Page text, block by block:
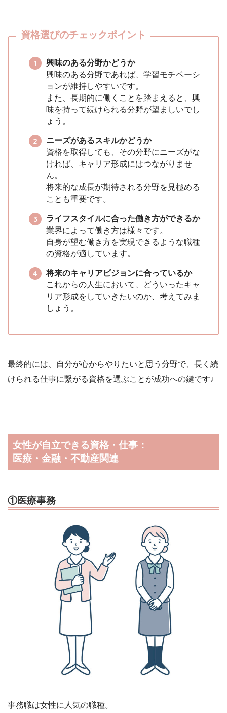
資格選びのチェックポイント
興味のある分野かどうか
興味のある分野であれば、学習モチベーシ
ョンが維持しやすいです。
また、長期的に働くことを踏まえると、興
味を持って続けられる分野が望ましいでし
ょう。
ニーズがあるスキルかどうか
資格を取得しても、その分野にニーズがな
ければ、キャリア形成にはつながりませ
ん。
将来的な成長が期待される分野を見極める
ことも重要です。
ライフスタイルに合った働き方ができるか
業界によって働き方は様々です。
自身が望む働き方を実現できるような職種
の資格が適しています。
将来のキャリアビジョンに合っているか
これからの人生において、どういったキャ
リア形成をしていきたいのか、考えてみま
しょう。
最終的には、自分が心からやりたいと思う分野で、長く続
けられる仕事に繋がる資格を選ぶことが成功への鍵です♩
女性が自立できる資格・仕事：
医療・金融・不動産関連
①医療事務
事務職は女性に人気の職種。